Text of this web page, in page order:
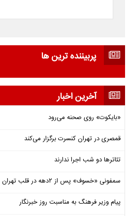
پربیننده ترین ها
آخرین اخبار
«بایکوت» روی صحنه می‌رود
قمصری در تهران کنسرت برگزار می‌کند
تئاترها دو شب اجرا ندارند
سمفونی «خسوف» پس از ۲دهه در قلب تهران طنین انداز شد
پیام وزیر فرهنگ به مناسبت روز خبرنگار